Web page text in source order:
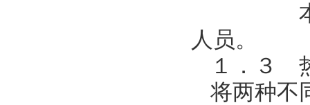
本检修
人员。
１．３
将两种不